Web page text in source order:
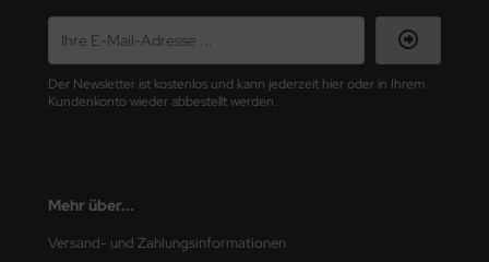
Der Newsletter ist kostenlos und kann jederzeit hier oder in Ihrem
Kundenkonto wieder abbestellt werden.
Mehr über...
Versand- und Zahlungsinformationen
Hobby
Models
Hobby / Gunze Sangyo
Beemax